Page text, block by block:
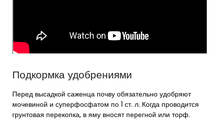
Подкормка удобрениями
Перед высадкой саженца почву обязательно удобряют
мочевиной и суперфосфатом по 1 ст. л. Когда проводится
грунтовая перекопка, в яму вносят перегной или торф.